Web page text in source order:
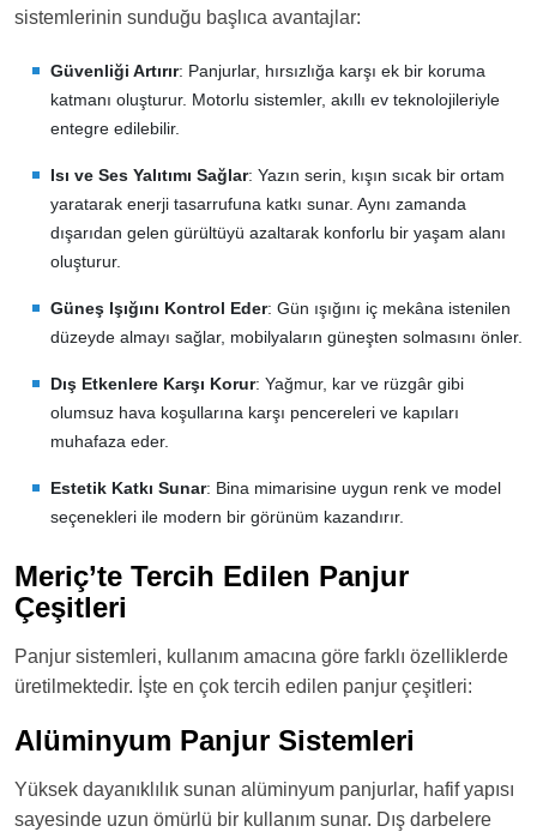
sistemlerinin sunduğu başlıca avantajlar:
Güvenliği Artırır: Panjurlar, hırsızlığa karşı ek bir koruma
katmanı oluşturur. Motorlu sistemler, akıllı ev teknolojileriyle
entegre edilebilir.
Isı ve Ses Yalıtımı Sağlar: Yazın serin, kışın sıcak bir ortam
yaratarak enerji tasarrufuna katkı sunar. Aynı zamanda
dışarıdan gelen gürültüyü azaltarak konforlu bir yaşam alanı
oluşturur.
Güneş Işığını Kontrol Eder: Gün ışığını iç mekâna istenilen
düzeyde almayı sağlar, mobilyaların güneşten solmasını önler.
Dış Etkenlere Karşı Korur: Yağmur, kar ve rüzgâr gibi
olumsuz hava koşullarına karşı pencereleri ve kapıları
muhafaza eder.
Estetik Katkı Sunar: Bina mimarisine uygun renk ve model
seçenekleri ile modern bir görünüm kazandırır.
Meriç’te Tercih Edilen Panjur
Çeşitleri
Panjur sistemleri, kullanım amacına göre farklı özelliklerde
üretilmektedir. İşte en çok tercih edilen panjur çeşitleri:
Alüminyum Panjur Sistemleri
Yüksek dayanıklılık sunan alüminyum panjurlar, hafif yapısı
sayesinde uzun ömürlü bir kullanım sunar. Dış darbelere